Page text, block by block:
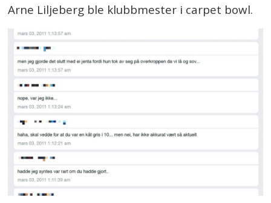
Arne Liljeberg ble klubbmester i carpet bowl.